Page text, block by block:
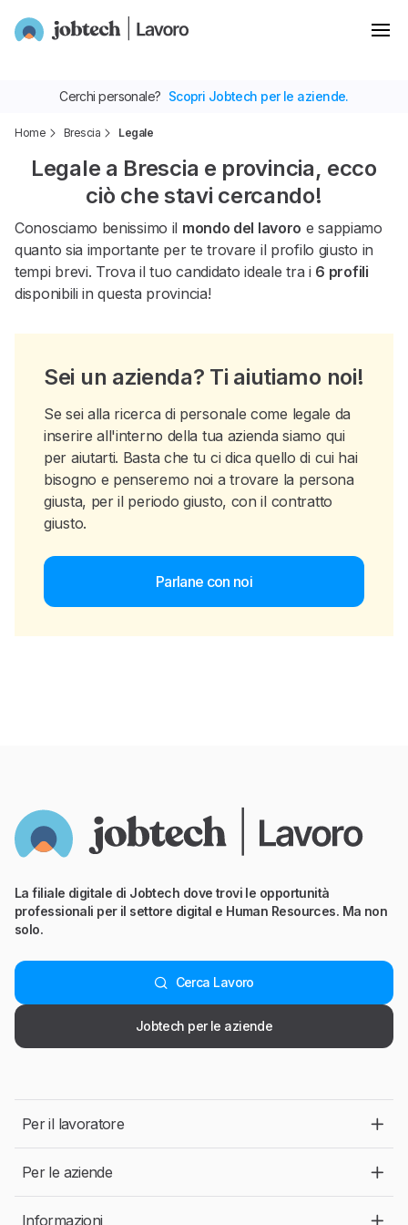
Home Brescia Legale
Legale a Brescia e provincia, ecco
ciò che stavi cercando!
Conosciamo benissimo il mondo del lavoro e sappiamo
quanto sia importante per te trovare il profilo giusto in
tempi brevi. Trova il tuo candidato ideale tra i 6 profili
disponibili in questa provincia!
Sei un azienda? Ti aiutiamo noi!
Se sei alla ricerca di personale come legale da
inserire all'interno della tua azienda siamo qui
per aiutarti. Basta che tu ci dica quello di cui hai
bisogno e penseremo noi a trovare la persona
giusta, per il periodo giusto, con il contratto
giusto.
Parlane con noi
Cerchi personale? Scopri Jobtech per le aziende.
La filiale digitale di Jobtech dove trovi le opportunità
professionali per il settore digital e Human Resources. Ma non
solo.
Cerca Lavoro
Jobtech per le aziende
Per il lavoratore
Per le aziende
Informazioni